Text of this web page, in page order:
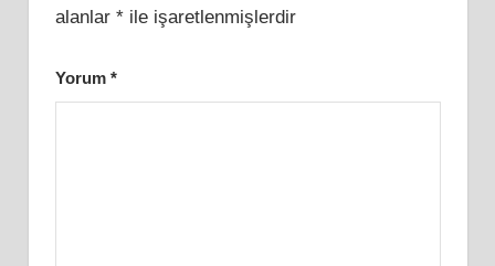
alanlar *ile işaretlenmişlerdir
Yorum *